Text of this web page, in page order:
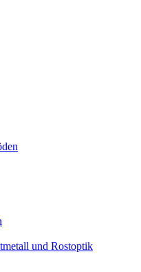
und Rostoptik